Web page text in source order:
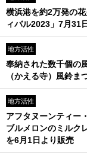
横浜港を約2万発の
ィバル2023」7月31
地方活性
奉納された数千個の
（かえる寺）風鈴ま
地方活性
アフタヌーンティー
ブルメロンのミルク
を6月1日より販売